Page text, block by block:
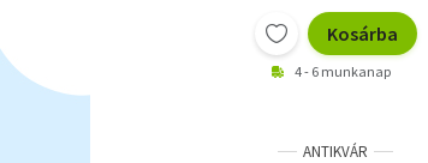
Kosárba
4 - 6 munkanap
ANTIKVÁR